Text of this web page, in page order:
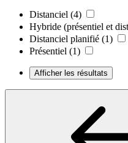
Distanciel (4)
Hybride (présentiel et
Distanciel planifié (1)
Présentiel (1)
Afficher les résultats